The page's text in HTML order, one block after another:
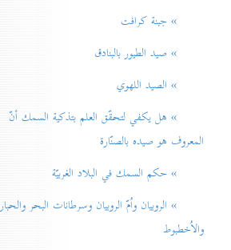
» جبنة كرافت
» صيد الطيور بالبنادق
» الصيد اللهوي
» هل يكفي لتحقّق العلم بتذكية السمك أنّ
المعروف هو صيده بالصنّارة
» حكم السمك في البلاد الغربيّة
» الروبيان واُمّ الروبيان وسرطانات البحر والحبار
والاُخطبوط